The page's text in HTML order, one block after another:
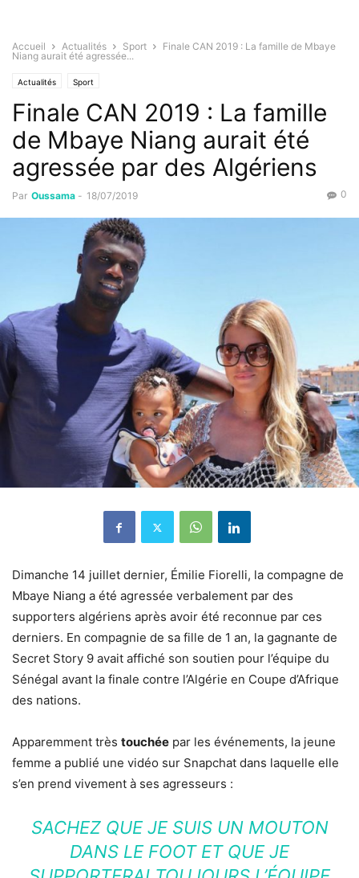
Accueil Actualités Sport
Finale CAN 2019 : La famille de Mbaye
Niang aurait été agressée...
Actualités Sport
Finale CAN 2019 : La famille
de Mbaye Niang aurait été
agressée par des Algériens
Par Oussama - 18/07/2019 0
Dimanche 14 juillet dernier, Émilie Fiorelli, la compagne de
Mbaye Niang a été agressée verbalement par des
supporters algériens après avoir été reconnue par ces
derniers. En compagnie de sa fille de 1 an, la gagnante de
Secret Story 9 avait affiché son soutien pour l’équipe du
Sénégal avant la finale contre l’Algérie en Coupe d’Afrique
des nations.
Apparemment très touchée par les événements, la jeune
femme a publié une vidéo sur Snapchat dans laquelle elle
s’en prend vivement à ses agresseurs :
SACHEZ QUE JE SUIS UN MOUTON
DANS LE FOOT ET QUE JE